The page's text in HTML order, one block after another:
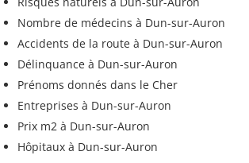
Nombre de médecins à Dun-sur-Auron
Accidents de la route à Dun-sur-Auron
Délinquance à Dun-sur-Auron
Prénoms donnés dans le Cher
Entreprises à Dun-sur-Auron
Prix m2 à Dun-sur-Auron
Hôpitaux à Dun-sur-Auron